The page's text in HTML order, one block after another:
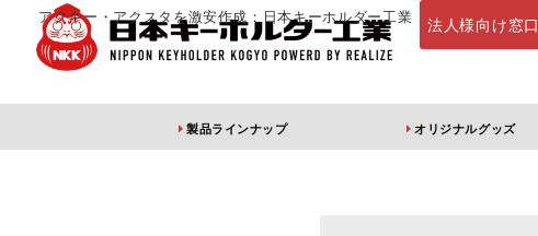
アクキー・アクスタを激安作成：日本キーホルダー工業 法人様向け窓口
製品ラインナップ オリジナルグッズ